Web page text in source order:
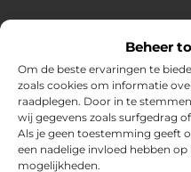
Beheer
Om de beste ervaringen te
zoals cookies om informatie
raadplegen. Door in te
wij gegevens zoals surfgedrag
Als je geen toestemming geeft
een nadelige invloed hebben op
mogelijkheden.
Over Huizenplan
Jouw gids voor
Ontdek een uitgebreide
boordevol handige adviezen
jouw woondromen te
slimme bespaartips – haal
leefomgeving!